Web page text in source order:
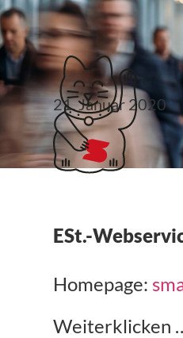
21. Januar 2020
ESt.-
Homepage:
Weiterklicken